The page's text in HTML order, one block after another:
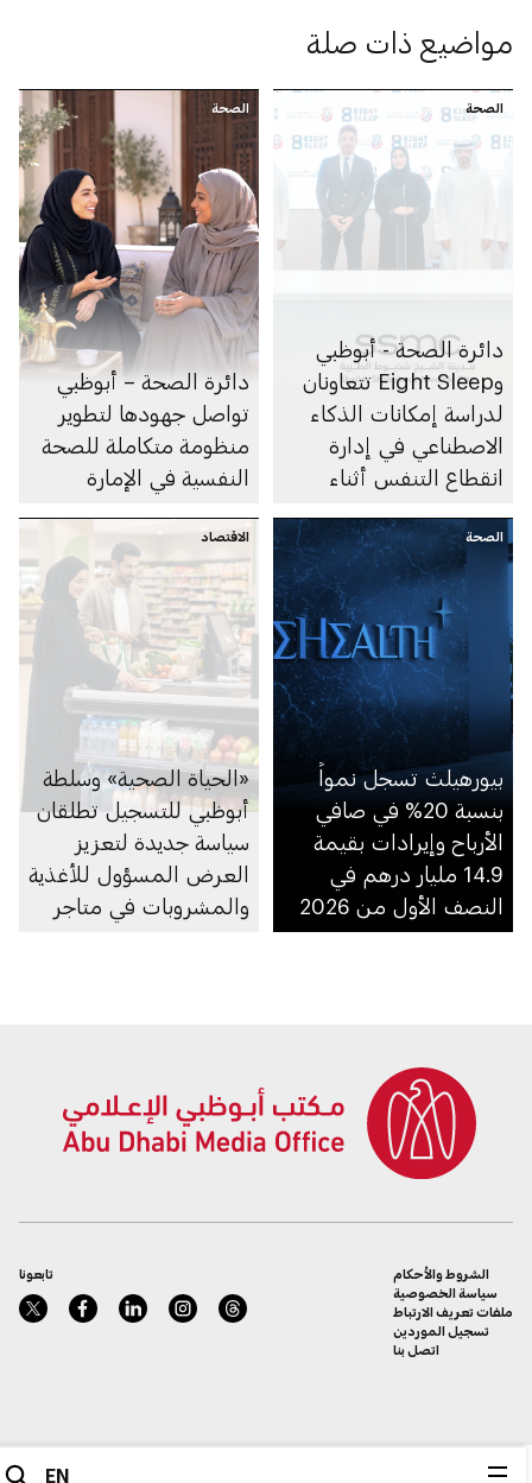
EN
مواضيع ذات صلة
الصحة
دائرة الصحة - أبوظبي
وEight Sleep تتعاونان
لدراسة إمكانات الذكاء
الاصطناعي في إدارة
انقطاع التنفس أثناء
الصحة
دائرة الصحة – أبوظبي
تواصل جهودها لتطوير
منظومة متكاملة للصحة
النفسية في الإمارة
الصحة
بيورهيلث تسجل نمواً
بنسبة 20% في صافي
الأرباح وإيرادات بقيمة
14.9 مليار درهم في
النصف الأول من 2026
الاقتصاد
«الحياة الصحية» وسلطة
أبوظبي للتسجيل تطلقان
سياسة جديدة لتعزيز
العرض المسؤول للأغذية
والمشروبات في متاجر
تابعونا
الشروط والأحكام
سياسة الخصوصية
ملفات تعريف الارتباط
تسجيل الموردين
اتصل بنا